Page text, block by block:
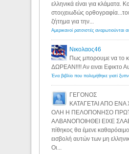
ελληνικά είναι για κλάματα.
στοιχειωδώς
ζήτημα για την...
Νικολαος46
Πως μπορουμε να το
ΔΩΡΕΑΝ!!!! Αν ειναι Εφικτο
ΓΕΓΟΝΟΣ
ΚΑΤΑΓΕΤΑΙ ΑΠΟ
ΟΛΗ Η ΠΕΛΟΠΟΝΗΣΟ
ΑΛΒΑΝΟΠΟΙΗΘΕΙ ΕΙΧΕ
πίθηκος θα έμενε
εισβολή αυτών των μη
Οι...